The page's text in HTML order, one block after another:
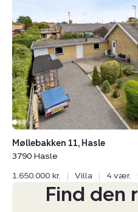
Hasle,
3790
Hasle
Møllebakken 11, Hasle
3790 Hasle
1.650.000 kr.
| Villa | 4 vær.
Find den